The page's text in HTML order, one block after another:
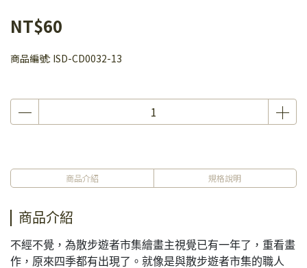
NT$60
商品編號: ISD-CD0032-13
商品介紹 規格說明
商品介紹
不經不覺，為散步遊者市集繪畫主視覺已有一年了，重看畫
作，原來四季都有出現了。就像是與散步遊者市集的職人